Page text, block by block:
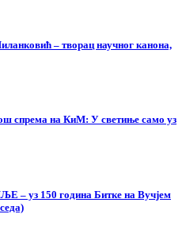
– творац научног канона,
спрема на КиМ: У светиње само уз
– уз 150 година Битке на Вучјем